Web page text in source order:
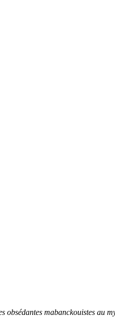
obsédantes mabanckouistes au